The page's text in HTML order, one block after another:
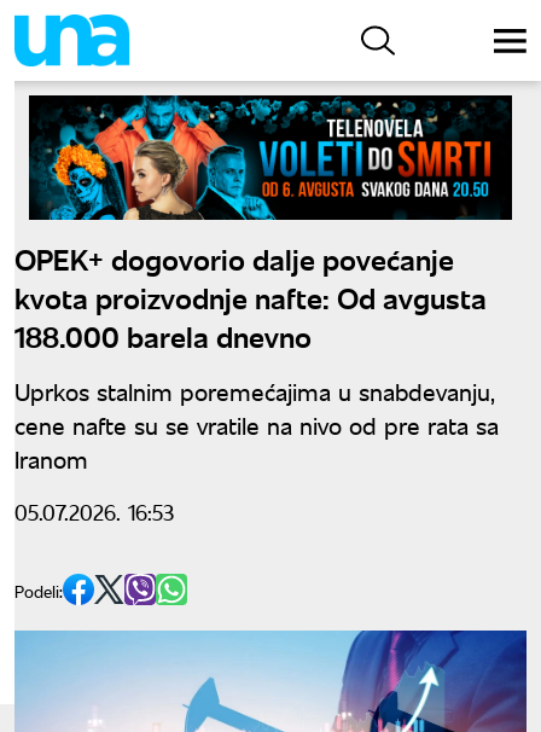
OPEK+ dogovorio dalje povećanje
kvota proizvodnje nafte: Od avgusta
188.000 barela dnevno
Uprkos stalnim poremećajima u snabdevanju,
cene nafte su se vratile na nivo od pre rata sa
Iranom
05.07.2026. 16:53
Podeli: